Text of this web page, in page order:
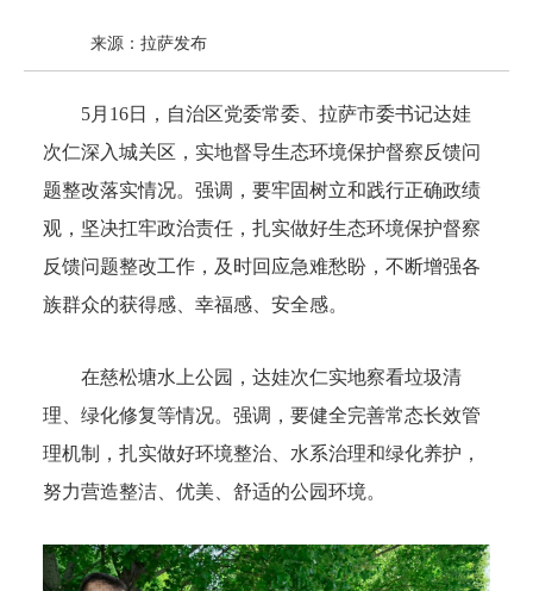
来源：拉萨发布
5月16日，自治区党委常委、拉萨市委书记达娃
次仁深入城关区，实地督导生态环境保护督察反馈问
题整改落实情况。强调，要牢固树立和践行正确政绩
观，坚决扛牢政治责任，扎实做好生态环境保护督察
反馈问题整改工作，及时回应急难愁盼，不断增强各
族群众的获得感、幸福感、安全感。
在慈松塘水上公园，达娃次仁实地察看垃圾清
理、绿化修复等情况。强调，要健全完善常态长效管
理机制，扎实做好环境整治、水系治理和绿化养护，
努力营造整洁、优美、舒适的公园环境。